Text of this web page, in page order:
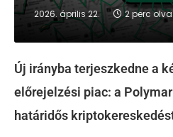
2026. április 22. 2 perc
Új irányba terjeszkedne a
előrejelzési piac: a
határidős